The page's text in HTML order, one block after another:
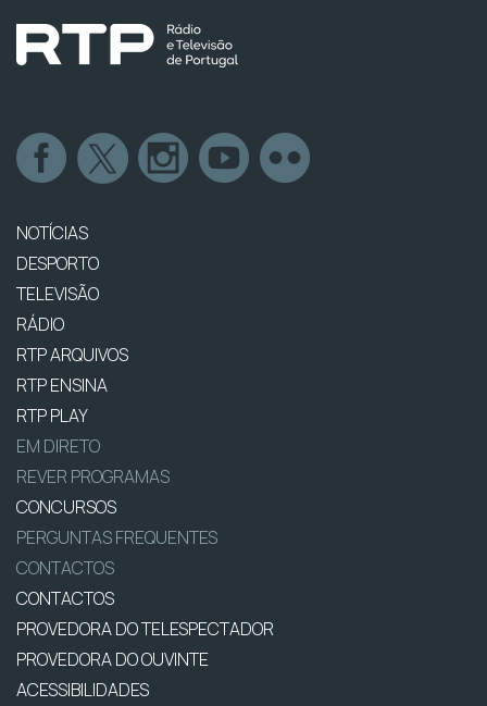
NOTÍCIAS
DESPORTO
TELEVISÃO
RÁDIO
RTP ARQUIVOS
RTP ENSINA
RTP PLAY
EM DIRETO
REVER PROGRAMAS
CONCURSOS
PERGUNTAS FREQUENTES
CONTACTOS
CONTACTOS
PROVEDORA DO TELESPECTADOR
PROVEDORA DO OUVINTE
ACESSIBILIDADES